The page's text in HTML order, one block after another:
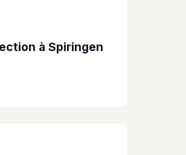
à Spiringen